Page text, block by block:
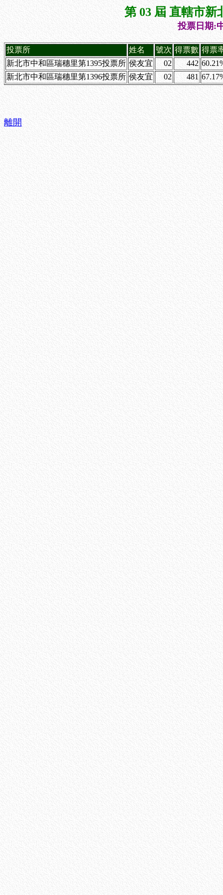
第 03 屆 直轄市新
投票日期:
投票所 姓名 號次 得票數 得票
新北市中和區瑞穗里第1395投票所 侯友宜 02 442
新北市中和區瑞穗里第1396投票所 侯友宜 02 481
離開